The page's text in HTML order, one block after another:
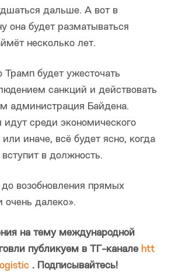
дальше. А вот в
она будет разматываться
несколько лет.
Трамп будет ужесточать
санкций и действовать
администрация Байдена.
идут среди экономического
иначе, всё будет ясно, когда
в должность.
возобновления прямых
очень далеко».
на тему международной
публикуем в ТГ-канале htt
. Подписывайтесь!